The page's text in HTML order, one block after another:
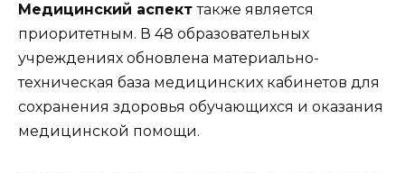
Медицинский аспекттакже является
приоритетным. В 48 образовательных
учреждениях обновлена материально-
техническая база медицинских кабинетов для
сохранения здоровья обучающихся и оказания
медицинской помощи.